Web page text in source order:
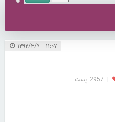
۱۱:۰۷ ۱۳۹۲/۳/۷
| 2957 پست